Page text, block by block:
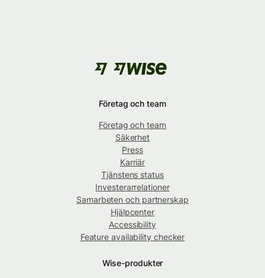
Företag och team
Företag och team
Säkerhet
Press
Karriär
Tjänstens status
Investerarrelationer
Samarbeten och partnerskap
Hjälpcenter
Accessibility
Feature availability checker
Wise-produkter